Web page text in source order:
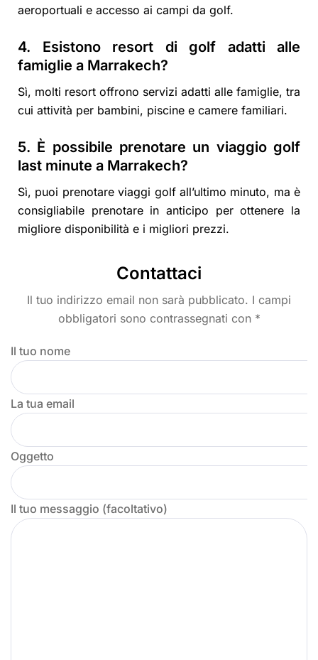
aeroportuali e accesso ai campi da golf.
4. Esistono resort di golf adatti alle
famiglie a Marrakech?
Sì, molti resort offrono servizi adatti alle famiglie, tra
cui attività per bambini, piscine e camere familiari.
5. È possibile prenotare un viaggio golf
last minute a Marrakech?
Sì, puoi prenotare viaggi golf all’ultimo minuto, ma è
consigliabile prenotare in anticipo per ottenere la
migliore disponibilità e i migliori prezzi.
Contattaci
Il tuo indirizzo email non sarà pubblicato. I campi
obbligatori sono contrassegnati con *
Il tuo nome
La tua email
Oggetto
Il tuo messaggio (facoltativo)